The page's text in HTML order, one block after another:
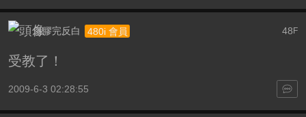
48 F
忽膠完反白 480i 會員
受教了！
2009-6-3 02:28:55